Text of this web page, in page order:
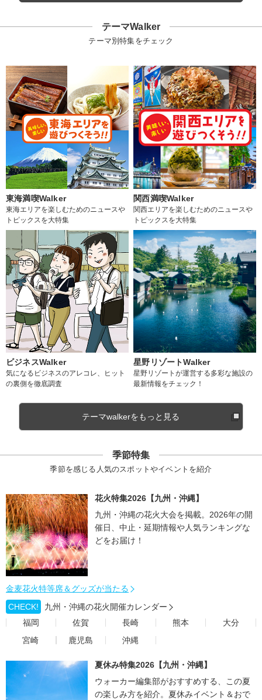
テーマWalker
テーマ別特集をチェック
東海満喫Walker
東海エリアを楽しむためのニュースや
トピックスを大特集
関西満喫Walker
関西エリアを楽しむためのニュースや
トピックスを大特集
ビジネスWalker
気になるビジネスのアレコレ、ヒット
の裏側を徹底調査
星野リゾートWalker
星野リゾートが運営する多彩な施設の
最新情報をチェック！
テーマwalkerをもっと見る
季節特集
季節を感じる人気のスポットやイベントを紹介
花火特集2026【九州・沖縄】
九州・沖縄の花火大会を掲載。2026年の開
催日、中止・延期情報や人気ランキングな
どをお届け！
金麦花火特等席＆グッズが当たる
CHECK!
九州・沖縄の花火開催カレンダー
福岡
佐賀 長崎 熊本
大分
宮崎
鹿児島 沖縄
夏休み特集2026【九州・沖縄】
ウォーカー編集部がおすすめする、この夏
の楽しみ方を紹介。夏休みイベント＆おで